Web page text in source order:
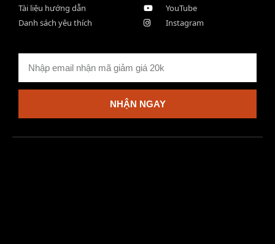
Tài liệu hướng dẫn
Danh sách yêu thích
YouTube
Instagram
NHẬN NGAY